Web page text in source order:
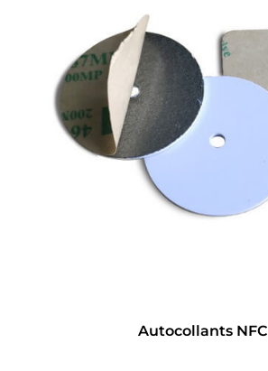
Autocollants NFC